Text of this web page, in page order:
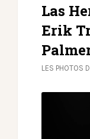
Las
Erik
LES PHOTOS